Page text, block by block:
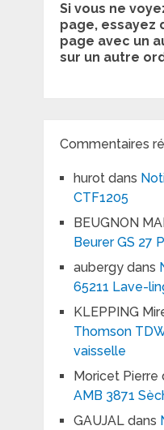
Si vous ne
page,
page avec un
sur un autre
Commentaires
hurotdans
CTF1205
BEUGNON
Beurer GS 27
aubergydans
65211 Lave-
KLEPPING
Thomson
vaisselle
Moricet Pierre
AMB 3871
GAUJALdans